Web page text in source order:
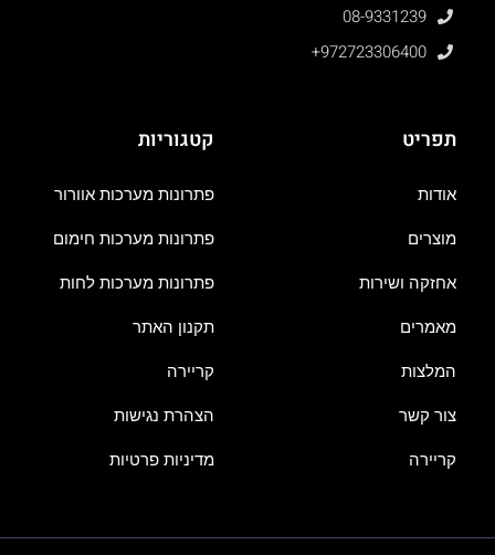
08-9331239
+972723306400
תפריט
אודות
מוצרים
אחזקה ושירות
מאמרים
המלצות
צור קשר
קריירה
קטגוריות
פתרונות מערכות אוורור
פתרונות מערכות חימום
פתרונות מערכות לחות
תקנון האתר
קריירה
הצהרת נגישות
מדיניות פרטיות